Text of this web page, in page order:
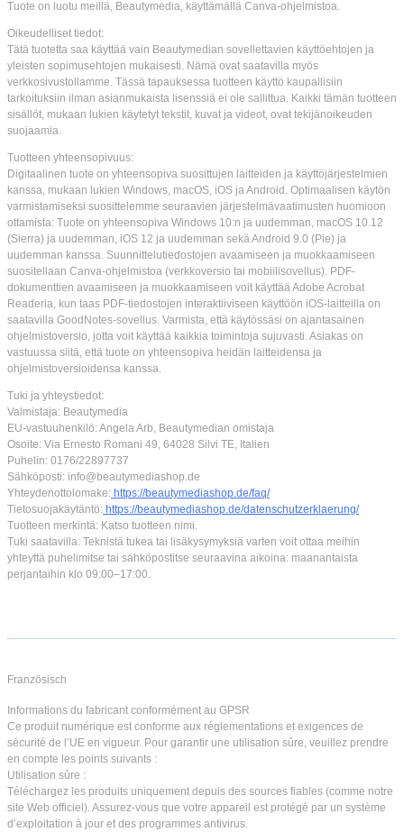
Tuote on luotu meillä, Beautymedia, käyttämällä Canva-ohjelmistoa.
Oikeudelliset tiedot:
Tätä tuotetta saa käyttää vain Beautymedian sovellettavien käyttöehtojen ja
yleisten sopimusehtojen mukaisesti. Nämä ovat saatavilla myös
verkkosivustollamme. Tässä tapauksessa tuotteen käyttö kaupallisiin
tarkoituksiin ilman asianmukaista lisenssiä ei ole sallittua. Kaikki tämän tuotteen
sisällöt, mukaan lukien käytetyt tekstit, kuvat ja videot, ovat tekijänoikeuden
suojaamia.
Tuotteen yhteensopivuus:
Digitaalinen tuote on yhteensopiva suosittujen laitteiden ja käyttöjärjestelmien
kanssa, mukaan lukien Windows, macOS, iOS ja Android. Optimaalisen käytön
varmistamiseksi suosittelemme seuraavien järjestelmävaatimusten huomioon
ottamista: Tuote on yhteensopiva Windows 10:n ja uudemman, macOS 10.12
(Sierra) ja uudemman, iOS 12 ja uudemman sekä Android 9.0 (Pie) ja
uudemman kanssa. Suunnittelutiedostojen avaamiseen ja muokkaamiseen
suositellaan Canva-ohjelmistoa (verkkoversio tai mobiilisovellus). PDF-
dokumenttien avaamiseen ja muokkaamiseen voit käyttää Adobe Acrobat
Readeria, kun taas PDF-tiedostojen interaktiiviseen käyttöön iOS-laitteilla on
saatavilla GoodNotes-sovellus. Varmista, että käytössäsi on ajantasainen
ohjelmistoversio, jotta voit käyttää kaikkia toimintoja sujuvasti. Asiakas on
vastuussa siitä, että tuote on yhteensopiva heidän laitteidensa ja
ohjelmistoversioidensa kanssa.
Tuki ja yhteystiedot:
Valmistaja: Beautymedia
EU-vastuuhenkilö: Angela Arb, Beautymedian omistaja
Osoite: Via Ernesto Romani 49, 64028 Silvi TE, Italien
Puhelin: 0176/22897737
Sähköposti: info@beautymediashop.de
Yhteydenottolomake: https://beautymediashop.de/faq/
Tietosuojakäytäntö: https://beautymediashop.de/datenschutzerklaerung/
Tuotteen merkintä: Katso tuotteen nimi.
Tuki saatavilla: Teknistä tukea tai lisäkysymyksiä varten voit ottaa meihin
yhteyttä puhelimitse tai sähköpostitse seuraavina aikoina: maanantaista
perjantaihin klo 09:00–17:00.
Französisch
Informations du fabricant conformément au GPSR
Ce produit numérique est conforme aux réglementations et exigences de
sécurité de l’UE en vigueur. Pour garantir une utilisation sûre, veuillez prendre
en compte les points suivants :
Utilisation sûre :
Téléchargez les produits uniquement depuis des sources fiables (comme notre
site Web officiel). Assurez-vous que votre appareil est protégé par un système
d’exploitation à jour et des programmes antivirus.